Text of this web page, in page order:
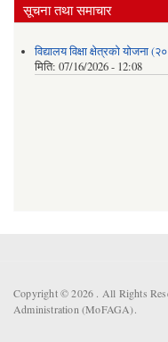
सूचना तथा समाचार
विद्यालय विक्षा क्षेत्रको
मिति: 07/16/2026 - 12:08
Copyright © 2026 . All Rights
Administration (MoFAGA).